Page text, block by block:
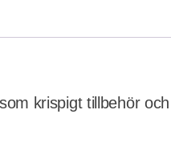
krispigt tillbehör